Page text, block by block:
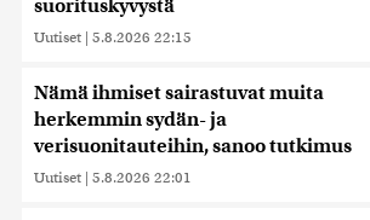
suorituskyvystä
Uutiset | 5.8.2026 22:15
Nämä ihmiset sairastuvat muita
herkemmin sydän- ja
verisuonitauteihin, sanoo tutkimus
Uutiset | 5.8.2026 22:01